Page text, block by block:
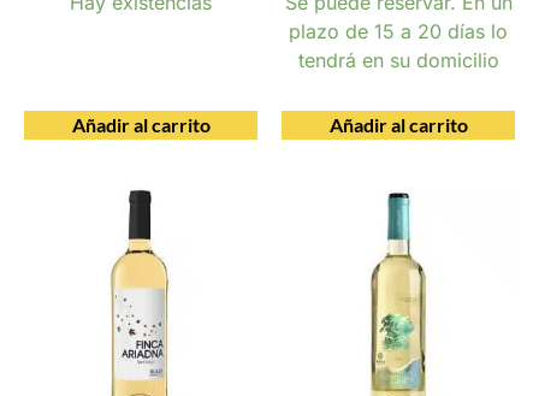
Añadir al carrito
plazo de 15 a 20 días lo
tendrá en su domicilio
Añadir al carrito